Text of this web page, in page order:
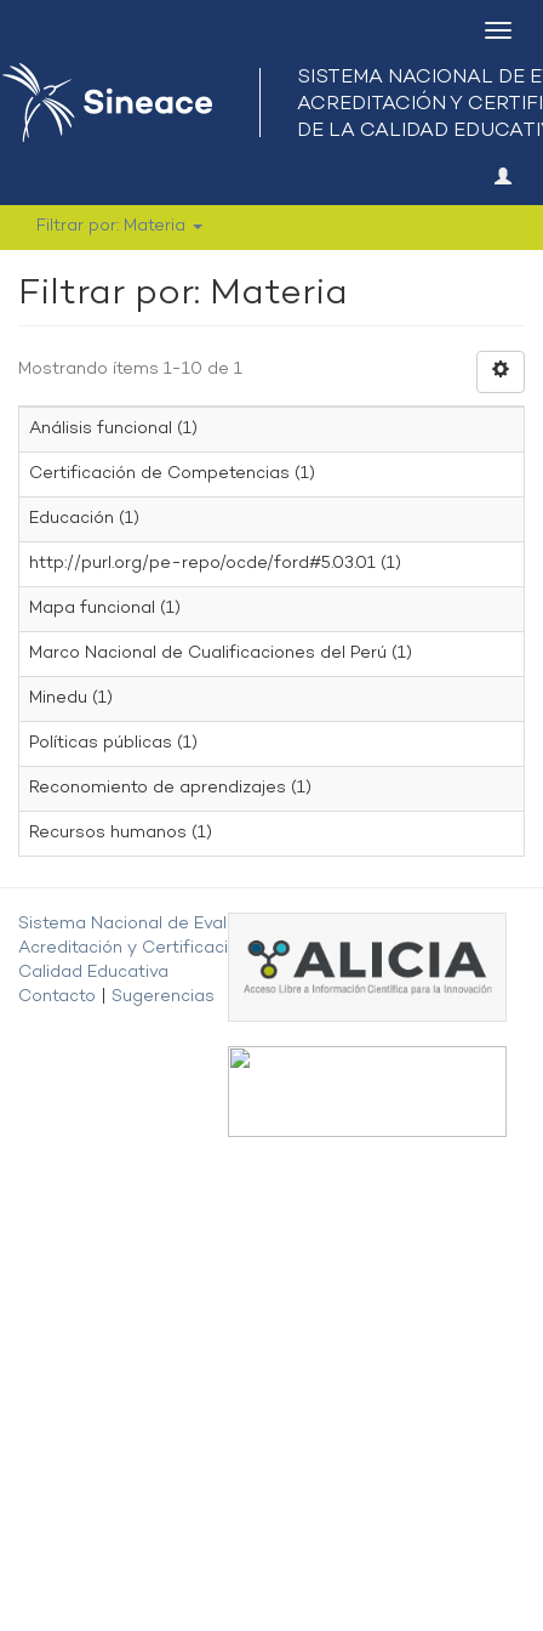
Filtrar por: Materia
Filtrar por: Materia
Mostrando ítems 1-10 de 1
Análisis funcional (1)
Certificación de Competencias (1)
Educación (1)
http://purl.org/pe-repo/ocde/ford#5.03.01 (1)
Mapa funcional (1)
Marco Nacional de Cualificaciones del Perú (1)
Minedu (1)
Políticas públicas (1)
Reconomiento de aprendizajes (1)
Recursos humanos (1)
Sistema Nacional de Evaluación,
Acreditación y Certificación de la
Calidad Educativa
Contacto
Sugerencias